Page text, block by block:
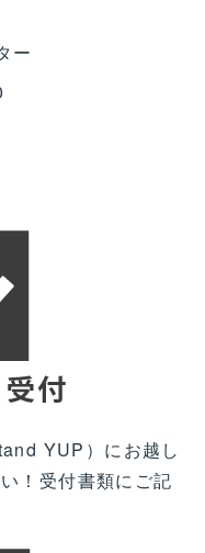
ー
YUP）にお越し
！受付書類にご記